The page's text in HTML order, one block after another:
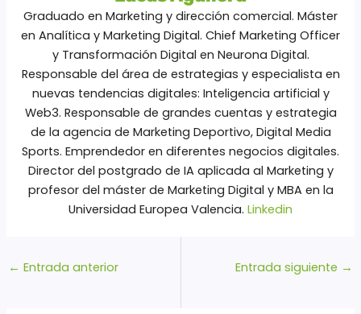
Graduado en Marketing y dirección comercial. Máster
en Analítica y Marketing Digital. Chief Marketing Officer
y Transformación Digital en Neurona Digital.
Responsable del área de estrategias y especialista en
nuevas tendencias digitales: Inteligencia artificial y
Web3. Responsable de grandes cuentas y estrategia
de la agencia de Marketing Deportivo, Digital Media
Sports. Emprendedor en diferentes negocios digitales.
Director del postgrado de IA aplicada al Marketing y
profesor del máster de Marketing Digital y MBA en la
Universidad Europea Valencia. Linkedin
← Entrada anterior Entrada siguiente →